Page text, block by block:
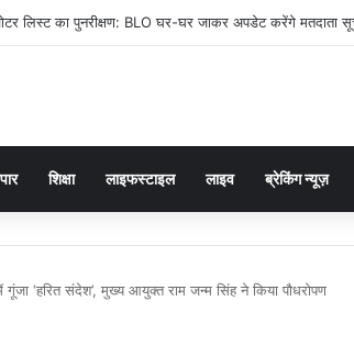
डॉ. नीलकंठ तिवारी द्वारा किया गया
शिक्षा लाइफस्टाइल लाइव ब्रेकिंग न्यूज़
गूंजा ‘हरित संदेश’, मुख्य आयुक्त राम जन्म सिंह ने किया पौधरोपण